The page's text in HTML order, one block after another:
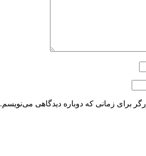
برای زمانی که دوباره دیدگاهی می‌نویسم.